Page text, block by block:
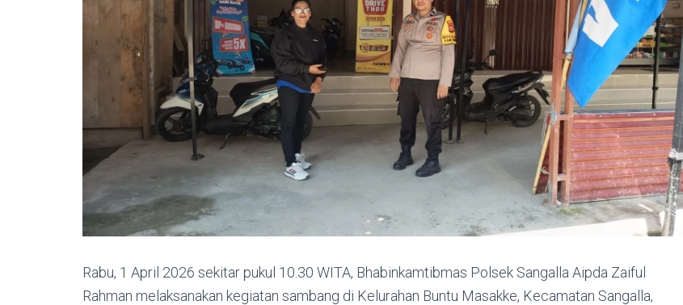
Rabu, 1 April 2026 sekitar pukul 10.30 WITA, Bhabinkamtibmas Polsek Sangalla Aipda Zaiful
Rahman melaksanakan kegiatan sambang di Kelurahan Buntu Masakke, Kecamatan Sangalla,